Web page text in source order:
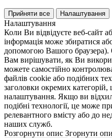
Прийняти все Налаштування
Налаштування
Коли Ви відвідуєте веб-сайт
інформація може збиратися
допомогою Вашого
Вам вирішувати, як Ви
можете самостійно
файлів cookie або подібних
заголовки окремих категорій,
налаштування. Якщо ви
подібні технології, це може
релевантного вмісту або до
наших служб.
Розгорнути опис Згорнути